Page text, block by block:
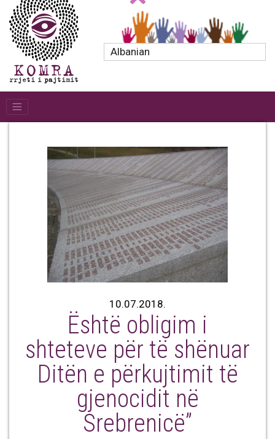
Albanian
10.07.2018.
Është obligim i
shteteve për të shënuar
Ditën e përkujtimit të
gjenocidit në
Srebrenicë”